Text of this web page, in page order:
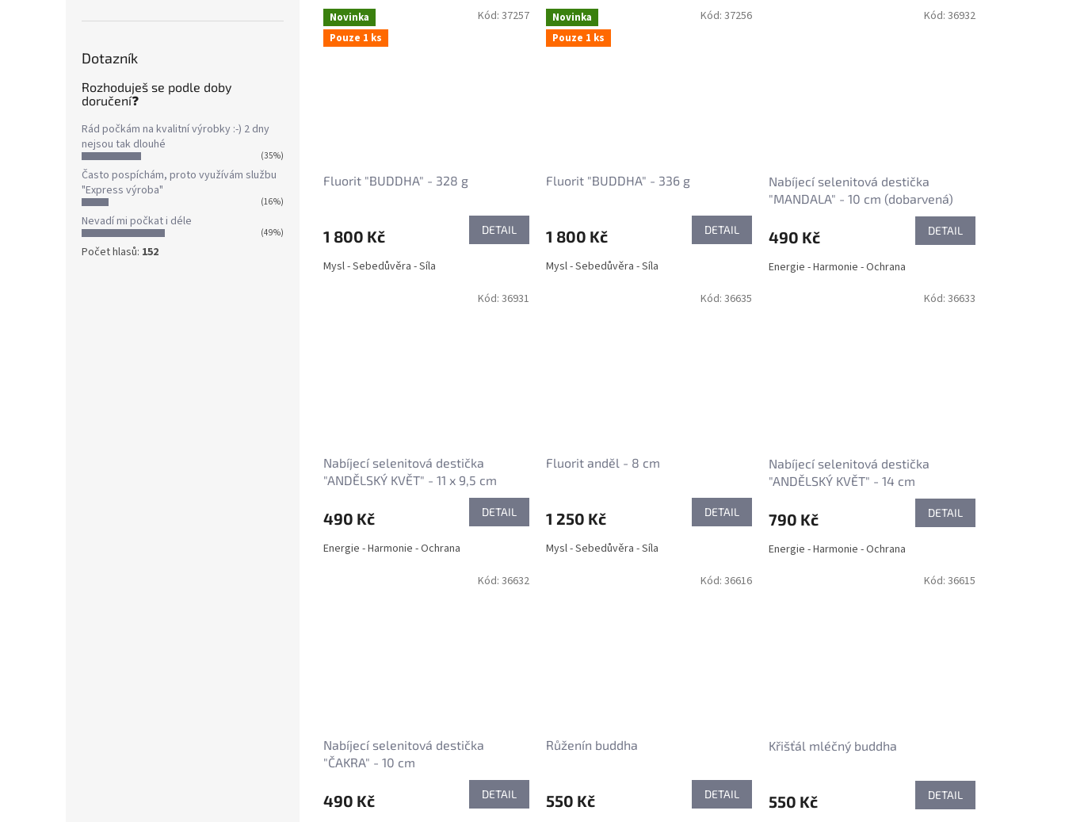
Dotazník
Rozhoduješ se podle doby
doručení❓
Rád počkám na kvalitní výrobky :-) 2 dny
nejsou tak dlouhé
(35%)
Často pospíchám, proto využívám službu
"Express výroba"
(16%)
Nevadí mi počkat i déle
(49%)
Počet hlasů: 152
Novinka
Pouze 1 ks
Fluorit "BUDDHA" - 328 g
1 800 Kč DETAIL
Mysl - Sebedůvěra - Síla
Kód: 37257
Novinka
Pouze 1 ks
Fluorit "BUDDHA" - 336 g
1 800 Kč DETAIL
Mysl - Sebedůvěra - Síla
Kód: 37256
Nabíjecí selenitová destička
"MANDALA" - 10 cm (dobarvená)
490 Kč DETAIL
Energie - Harmonie - Ochrana
Kód: 36932
Nabíjecí selenitová destička
"ANDĚLSKÝ KVĚT" - 11 x 9,5 cm
490 Kč DETAIL
Energie - Harmonie - Ochrana
Kód: 36931
Fluorit anděl - 8 cm
1 250 Kč DETAIL
Mysl - Sebedůvěra - Síla
Kód: 36635
Nabíjecí selenitová destička
"ANDĚLSKÝ KVĚT" - 14 cm
790 Kč DETAIL
Energie - Harmonie - Ochrana
Kód: 36633
Nabíjecí selenitová destička
"ČAKRA" - 10 cm
490 Kč DETAIL
Kód: 36632
Růženín buddha
550 Kč DETAIL
Kód: 36616
Křišťál mléčný buddha
550 Kč DETAIL
Kód: 36615